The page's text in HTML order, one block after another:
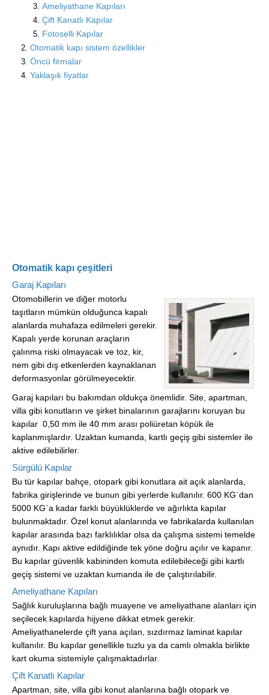
Ameliyathane Kapıları
Çift Kanatlı Kapılar
Fotoselli Kapılar
Otomatik kapı sistem özellikler
Öncü firmalar
Yaklaşık fiyatlar
Otomatik kapı çeşitleri
Garaj Kapıları
Otomobillerin ve diğer motorlu
taşıtların mümkün olduğunca kapalı
alanlarda muhafaza edilmeleri gerekir.
Kapalı yerde korunan araçların
çalınma riski olmayacak ve toz, kir,
nem gibi dış etkenlerden kaynaklanan
deformasyonlar görülmeyecektir.
Garaj kapıları bu bakımdan oldukça önemlidir. Site, apartman,
villa gibi konutların ve şirket binalarının garajlarını koruyan bu
kapılar 0,50 mm ile 40 mm arası poliüretan köpük ile
kaplanmışlardır. Uzaktan kumanda, kartlı geçiş gibi sistemler ile
aktive edilebilirler.
Sürgülü Kapılar
Bu tür kapılar bahçe, otopark gibi konutlara ait açık alanlarda,
fabrika girişlerinde ve bunun gibi yerlerde kullanılır. 600 KG`dan
5000 KG`a kadar farklı büyüklüklerde ve ağırlıkta kapılar
bulunmaktadır. Özel konut alanlarında ve fabrikalarda kullanılan
kapılar arasında bazı farklılıklar olsa da çalışma sistemi temelde
aynıdır. Kapı aktive edildiğinde tek yöne doğru açılır ve kapanır.
Bu kapılar güvenlik kabininden komuta edilebileceği gibi kartlı
geçiş sistemi ve uzaktan kumanda ile de çalıştırılabilir.
Ameliyathane Kapıları
Sağlık kuruluşlarına bağlı muayene ve ameliyathane alanları için
seçilecek kapılarda hijyene dikkat etmek gerekir.
Ameliyathanelerde çift yana açılan, sızdırmaz laminat kapılar
kullanılır. Bu kapılar genellikle tuzlu ya da camlı olmakla birlikte
kart okuma sistemiyle çalışmaktadırlar.
Çift Kanatlı Kapılar
Apartman, site, villa gibi konut alanlarına bağlı otopark ve